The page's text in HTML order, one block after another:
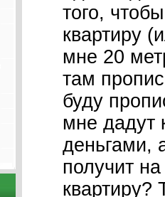
того,
квартиру
мне 20
там
буду
мне дадут
деньгами,
получит
квартиру?